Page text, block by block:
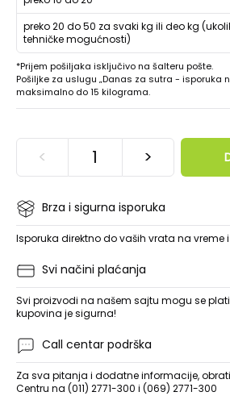
preko 20 do 50 za svaki kg ili deo kg
tehničke mogućnosti)
*Prijem pošiljaka isključivo na šalteru pošte.
Pošiljke za uslugu „Danas za sutra - isporuka
maksimalno do 15 kilograma.
< >
Brza i sigurna isporuka
Isporuka direktno do vaših vrata na vreme
Svi načini plaćanja
Svi proizvodi na našem sajtu mogu se
kupovina je sigurna!
Call centar podrška
Za sva pitanja i dodatne informacije,
Centru na (011) 2771-300 i (069) 2771-300